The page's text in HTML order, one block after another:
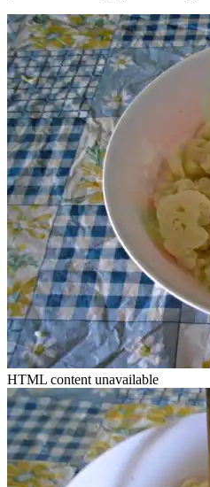
HTML content unavailable